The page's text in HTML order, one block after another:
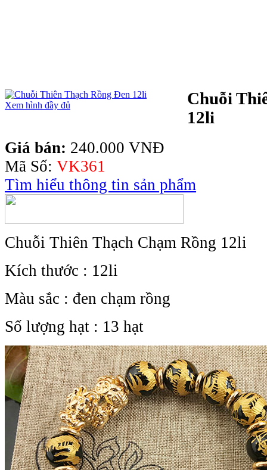
Xem hình đầy đủ
Chuỗi
12li
Giá bán: 240.000 VNĐ
Mã Số: VK361
Tìm hiểu thông tin sản phẩm
Chuỗi Thiên Thạch Chạm Rồng 12li
Kích thước : 12li
Màu sắc : đen chạm rồng
Số lượng hạt : 13 hạt